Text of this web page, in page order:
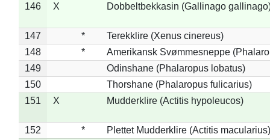
146 X Dobbeltbekkasin (Gallinago
147 *
Terekklire (Xenus cinereus)
148
*
Amerikansk Svømmesneppe
149
Odinshane (Phalaropus lobatus)
150
Thorshane (Phalaropus fulicarius)
151
X Mudderklire (Actitis hypoleucos)
152 *
Plettet Mudderklire (Actitis macularius)